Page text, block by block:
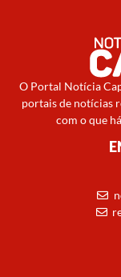
O Portal Notícia
portais de notícias
com o que